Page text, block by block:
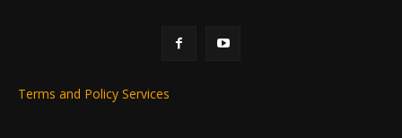
Terms and Policy Services